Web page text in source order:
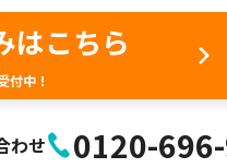
はこちら
付中！
わせ 0120-